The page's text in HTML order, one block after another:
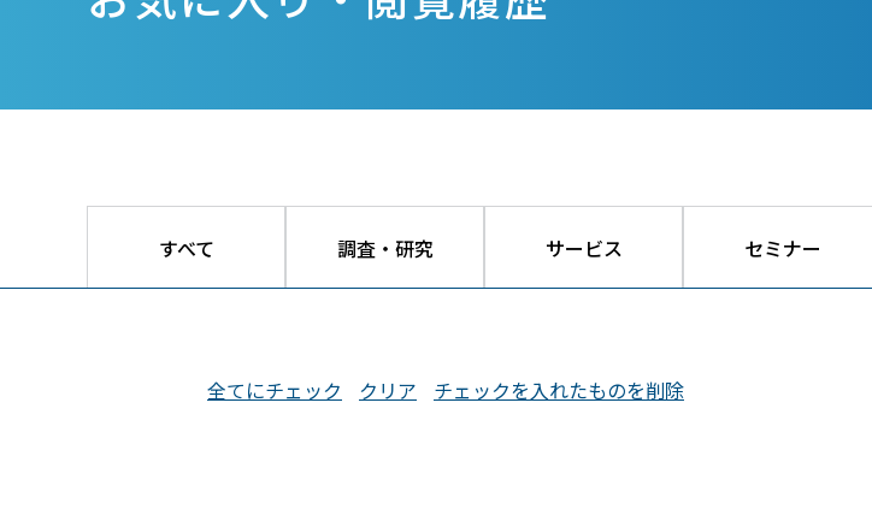
すべて 調査・研究 サービス セミナー
全てにチェック クリア チェックを入れたものを削除